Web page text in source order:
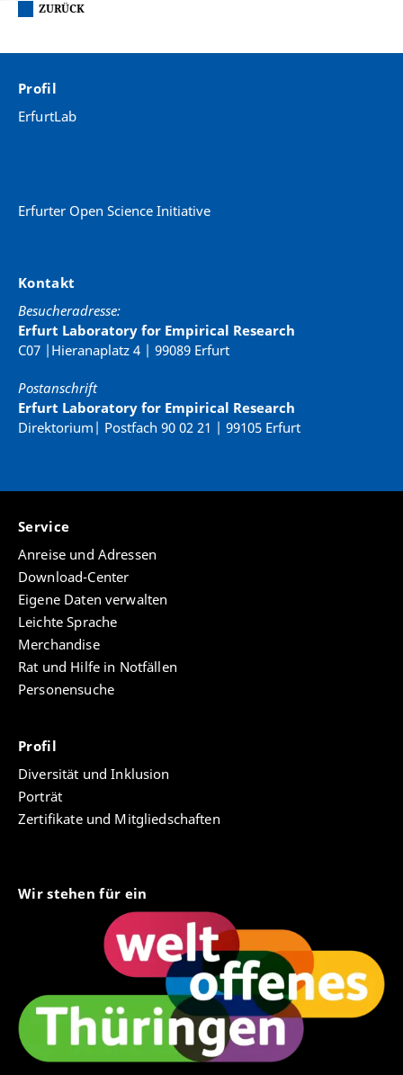
ZURÜCK
Profil
ErfurtLab
Erfurter Open Science Initiative
Kontakt
Besucheradresse:
Erfurt Laboratory for Empirical Research
C07 |Hieranaplatz 4 | 99089 Erfurt
Postanschrift
Erfurt Laboratory for Empirical Research
Direktorium| Postfach 90 02 21 | 99105 Erfurt
Service
Anreise und Adressen
Download-Center
Eigene Daten verwalten
Leichte Sprache
Merchandise
Rat und Hilfe in Notfällen
Personensuche
Profil
Diversität und Inklusion
Porträt
Zertifikate und Mitgliedschaften
Wir stehen für ein